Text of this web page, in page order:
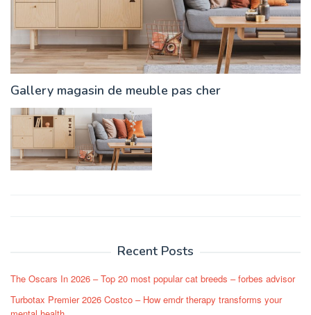
Gallery magasin de meuble pas cher
Recent Posts
The Oscars In 2026 – Top 20 most popular cat breeds – forbes advisor
Turbotax Premier 2026 Costco – How emdr therapy transforms your